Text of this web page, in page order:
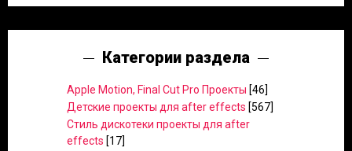
Категории раздела
Apple Motion, Final Cut Pro Проекты [46]
Детские проекты для after effects [567]
Стиль дискотеки проекты для after
effects [17]